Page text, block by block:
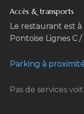
Accès & transports
Le restaurant est
Pontoise Lignes C /
Parking à
Pas de services